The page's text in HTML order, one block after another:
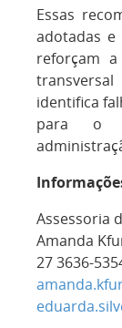
Essas
adotadas e
reforçam
identifica
para o
Assessoria
Amanda
27 3636-